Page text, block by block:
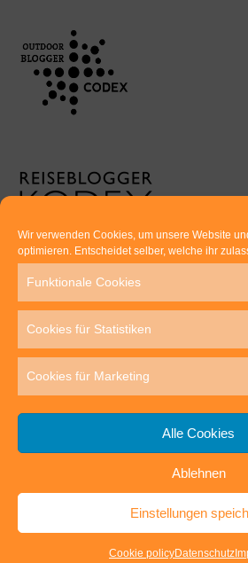
Wir verwenden Cookies, um unsere Website
optimieren. Entscheidet selber, welche ihr
Funktionale Cookies
Cookies für Statistiken
Cookies für Marketing
Alle Cookies
Ablehnen
Einstellungen
Cookie policyDatenschutz
Euer direkter Draht
Thomas Rathay und
70563 Stuttgart
post@outdoor-
IMPRESSUM
outdoor-hochgenuss.de| Präsentiert von